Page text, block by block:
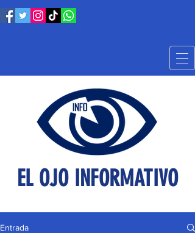
EL OJO INFORMATIVO
Entrada